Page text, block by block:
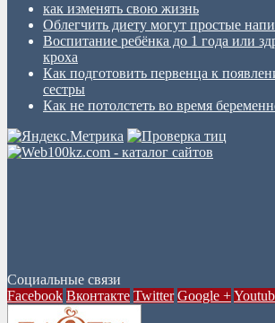
как изменять свою жизнь
Облегчить диету могут простые
Воспитание ребёнка до 1 года или
кроха
Как подготовить первенца к
сестры
Как не потолстеть во время
Социальные связи
Facebook Вконтакте Twitter Google +